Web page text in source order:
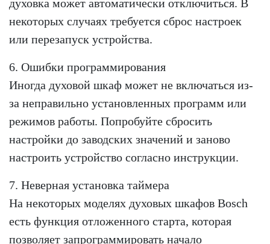
духовка может автоматически отключиться. В
некоторых случаях требуется сброс настроек
или перезапуск устройства.
6. Ошибки программирования
Иногда духовой шкаф может не включаться из-
за неправильно установленных программ или
режимов работы. Попробуйте сбросить
настройки до заводских значений и заново
настроить устройство согласно инструкции.
7. Неверная установка таймера
На некоторых моделях духовых шкафов Bosch
есть функция отложенного старта, которая
позволяет запрограммировать начало